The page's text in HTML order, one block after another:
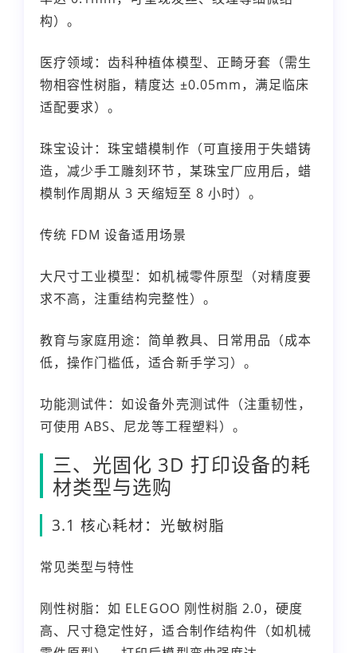
构）。
医疗领域：齿科种植体模型、正畸牙套（需生
物相容性树脂，精度达 ±0.05mm，满足临床
适配要求）。
珠宝设计：珠宝蜡模制作（可直接用于失蜡铸
造，减少手工雕刻环节，某珠宝厂应用后，蜡
模制作周期从 3 天缩短至 8 小时）。
传统 FDM 设备适用场景
大尺寸工业模型：如机械零件原型（对精度要
求不高，注重结构完整性）。
教育与家庭用途：简单教具、日常用品（成本
低，操作门槛低，适合新手学习）。
功能测试件：如设备外壳测试件（注重韧性，
可使用 ABS、尼龙等工程塑料）。
三、光固化 3D 打印设备的耗
材类型与选购
3.1 核心耗材：光敏树脂
常见类型与特性
刚性树脂：如 ELEGOO 刚性树脂 2.0，硬度
高、尺寸稳定性好，适合制作结构件（如机械